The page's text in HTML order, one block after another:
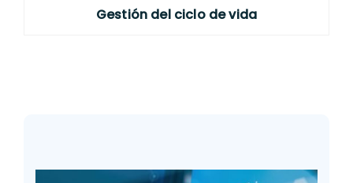
Gestión del ciclo de vida